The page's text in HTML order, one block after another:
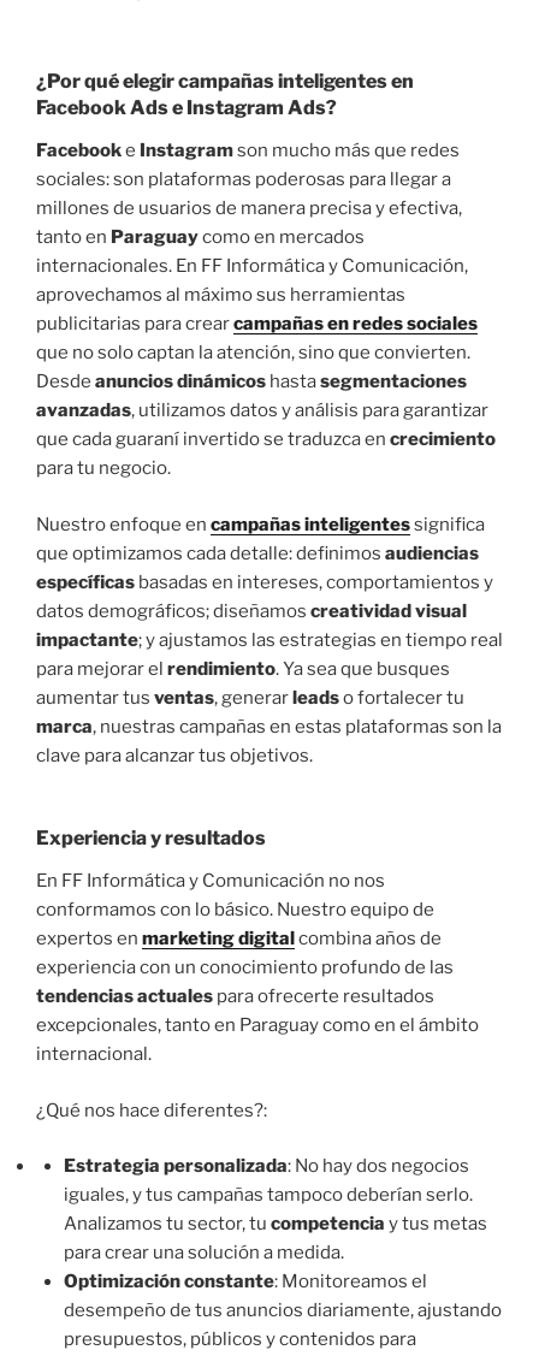
¿Por qué elegircampañas inteligentesen
Facebook Adse Instagram Ads?
Facebooke Instagramson mucho más que redes
sociales: son plataformas poderosas para llegar a
millones de usuarios de manera precisa y efectiva,
tanto en Paraguaycomo en mercados
internacionales. En FF Informática y Comunicación,
aprovechamos al máximo sus herramientas
publicitarias para crearcampañas en redes sociales
que no solo captan la atención, sino que convierten.
Desde anuncios dinámicos hastasegmentaciones
avanzadas, utilizamos datos y análisis para garantizar
que cada guaraní invertido se traduzca en crecimiento
para tu negocio.
Nuestro enfoque en campañas inteligentessignifica
que optimizamos cada detalle: definimos audiencias
específicas basadas en intereses, comportamientos y
datos demográficos; diseñamos creatividad visual
impactante; y ajustamos las estrategias en tiempo real
para mejorar el rendimiento. Ya sea que busques
aumentar tus ventas, generarleadso fortalecer tu
marca, nuestras campañas en estas plataformas son la
clave para alcanzar tus objetivos.
Experienciayresultados
En FF Informática y Comunicación no nos
conformamos con lo básico. Nuestro equipo de
expertos en marketing digitalcombina años de
experiencia con un conocimiento profundo de las
tendencias actuales para ofrecerte resultados
excepcionales, tanto en Paraguay como en el ámbito
internacional.
¿Qué nos hace diferentes?:
Estrategia personalizada: No hay dos negocios
iguales, y tus campañas tampoco deberían serlo.
Analizamos tu sector, tu competencia y tus metas
para crear una solución a medida.
Optimización constante: Monitoreamos el
desempeño de tus anuncios diariamente, ajustando
presupuestos, públicos y contenidos para